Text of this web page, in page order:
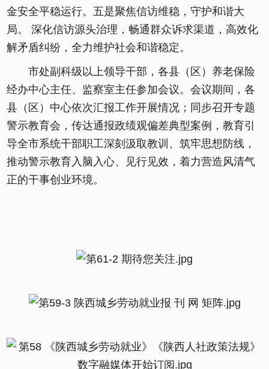
金安全平稳运行。五是聚焦信访维稳，守护和谐大
局。 深化信访源头治理，畅通群众诉求渠道，高效化
解矛盾纠纷，全力维护社会和谐稳定。
市处副科级以上领导干部，各县（区）养老保险
经办中心主任、监察室主任参加会议。会议期间，各
县（区）中心依次汇报工作开展情况；同步召开专题
警示教育会，传达通报政绩观偏差典型案例，教育引
导全市系统干部职工深刻汲取教训、筑牢思想防线，
推动警示教育入脑入心、见行见效，着力营造风清气
正的干事创业环境。